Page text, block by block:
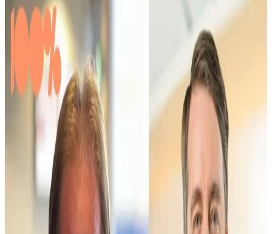
Därför ska soldater inte gå i Pride
2026-08-08 09:00
25 min 23s
Henriks Krönika
QUISLINGAR, MAKT & LÖGNER - om
vänsterns dubbelmoral och hyckleri
2026-08-08 08:14
Nyheter i korthet
Ny V-ledamot skrev till livstidsdömd